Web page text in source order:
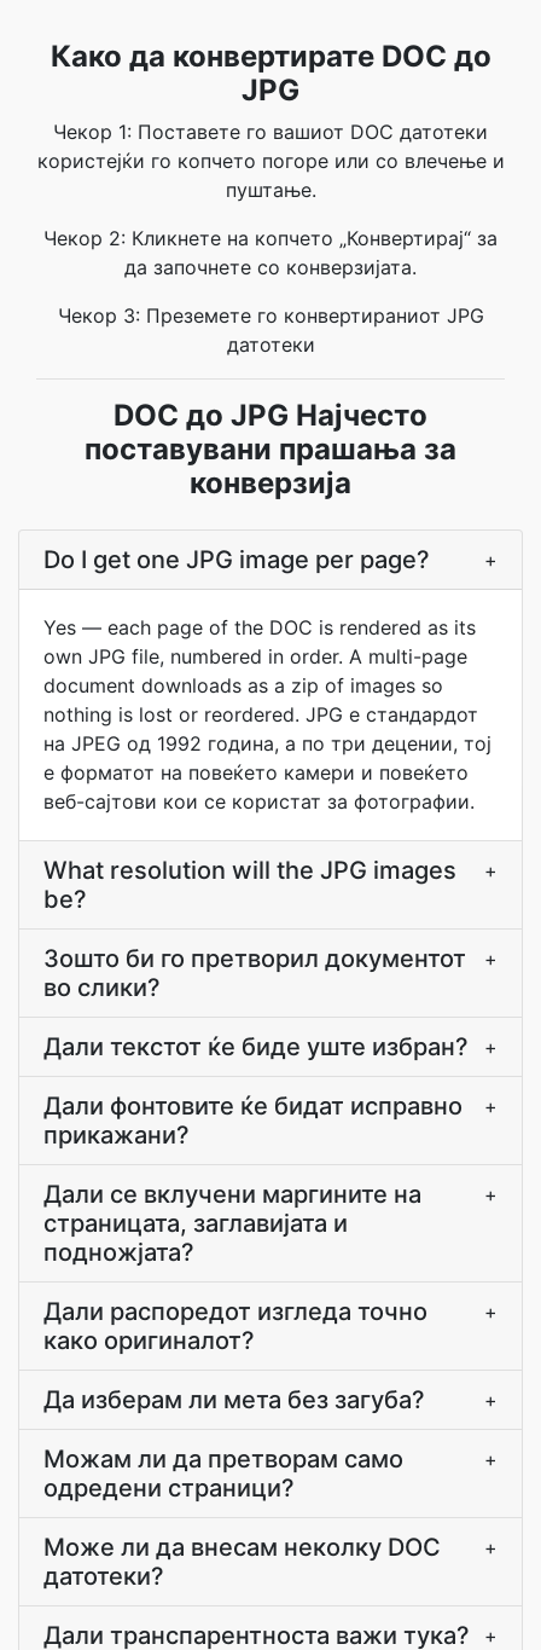
Како да конвертирате DOC до
JPG
Чекор 1: Поставете го вашиот DOC датотеки
користејќи го копчето погоре или со влечење и
пуштање.
Чекор 2: Кликнете на копчето „Конвертирај“ за
да започнете со конверзијата.
Чекор 3: Преземете го конвертираниот JPG
датотеки
DOC до JPG Најчесто
поставувани прашања за
конверзија
Do I get one JPG image per page? +
Yes — each page of the DOC is rendered as its
own JPG file, numbered in order. A multi-page
document downloads as a zip of images so
nothing is lost or reordered. JPG е стандардот
на JPEG од 1992 година, а по три децении, тој
е форматот на повеќето камери и повеќето
веб-сајтови кои се користат за фотографии.
What resolution will the JPG images
be?
+
Зошто би го претворил документот
во слики?
+
Дали текстот ќе биде уште избран? +
Дали фонтовите ќе бидат исправно
прикажани?
+
Дали се вклучени маргините на
страницата, заглавијата и
подножјата?
+
Дали распоредот изгледа точно
како оригиналот?
+
Да изберам ли мета без загуба? +
Можам ли да претворам само
одредени страници?
+
Може ли да внесам неколку DOC
датотеки?
+
Дали транспарентноста важи тука? +